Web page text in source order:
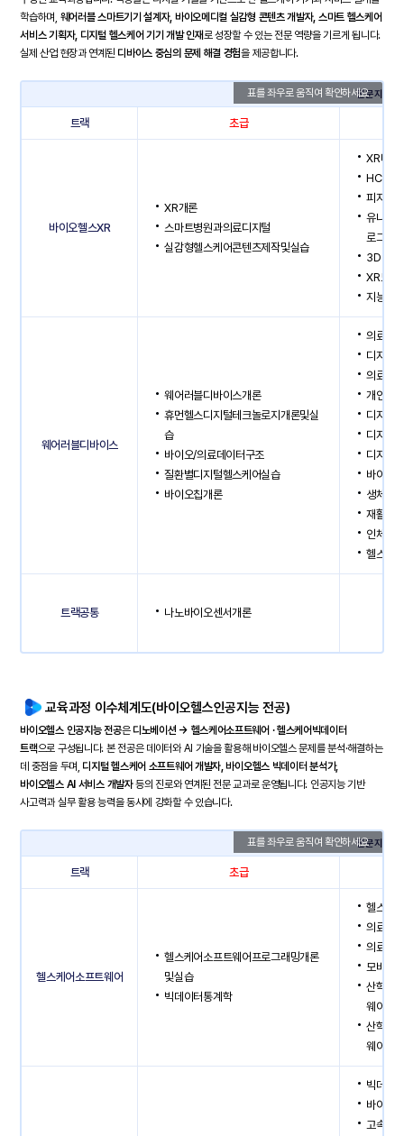
학습하며, 웨어러블 스마트기기 설계자, 바이오메디컬 실감형 콘텐츠 개발자, 스마트 헬스케어
서비스 기획자, 디지털 헬스케어 기기 개발 인재로 성장할 수 있는 전문 역량을 기르게 됩니다.
실제 산업 현장과 연계된 디바이스 중심의 문제 해결 경험을 제공합니다.
전문지식과
트랙 초급
바이오헬스XR
XR개론
스마트병원과의료디지털
실감형헬스케어콘텐츠제작및실습
XR디바
HCI프
피지컬
유니티
로그래
3D인터
XR모바
지능형
웨어러블디바이스
웨어러블디바이스개론
휴먼헬스디지털테크놀로지개론및실
습
바이오/의료데이터구조
질환별디지털헬스케어실습
바이오칩개론
의료바
디지털
의료바
개인맞
디지털
디지털
디지털
바이오
생체신
재활로
인체동
헬스케
트랙공통 나노바이오센서개론
교육과정 이수체계도(바이오헬스인공지능 전공)
바이오헬스 인공지능 전공은 디노베이션 → 헬스케어소프트웨어 · 헬스케어빅데이터
트랙으로 구성됩니다. 본 전공은 데이터와 AI 기술을 활용해 바이오헬스 문제를 분석·해결하는
데 중점을 두며, 디지털 헬스케어 소프트웨어 개발자, 바이오헬스 빅데이터 분석가,
바이오헬스 AI 서비스 개발자등의 진로와 연계된 전문 교과로 운영됩니다. 인공지능 기반
사고력과 실무 활용 능력을 동시에 강화할 수 있습니다.
전문지식과
트랙 초급
헬스케어소프트웨어
헬스케어소프트웨어프로그래밍개론
및실습
빅데이터통계학
헬스케
의료IT
의료보
모바일
산학프
웨어)I
산학프
웨어)Ⅱ
빅데이
바이오
고속의